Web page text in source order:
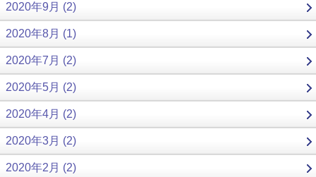
2020年9月 (2)
2020年8月 (1)
2020年7月 (2)
2020年5月 (2)
2020年4月 (2)
2020年3月 (2)
2020年2月 (2)